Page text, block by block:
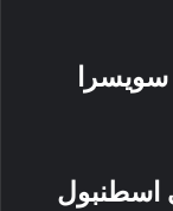
سويسرا
في اسطنبول